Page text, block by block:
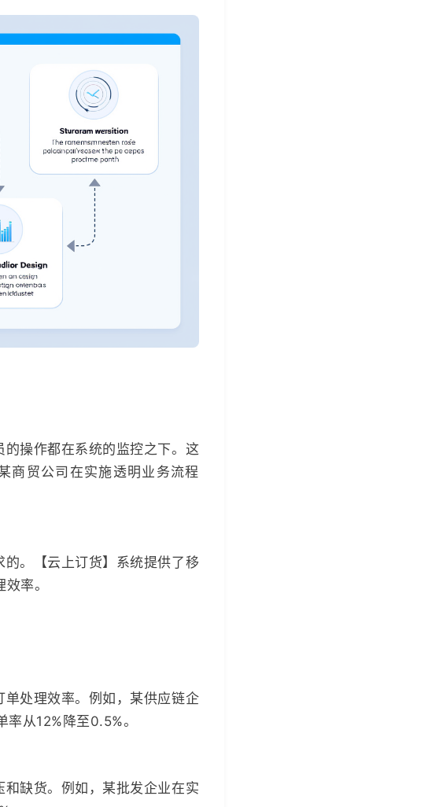
操作都在系统的监控之下。这
商贸公司在实施透明业务流程
。【云上订货】系统提供了移
率。
处理效率。例如，某供应链企
从12%降至0.5%。
缺货。例如，某批发企业在实